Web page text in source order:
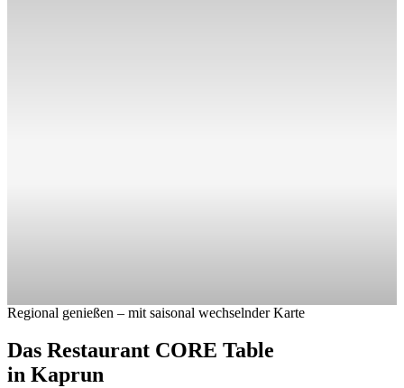
Regional genießen – mit saisonal wechselnder Karte
Das Restaurant CORE Table
in Kaprun